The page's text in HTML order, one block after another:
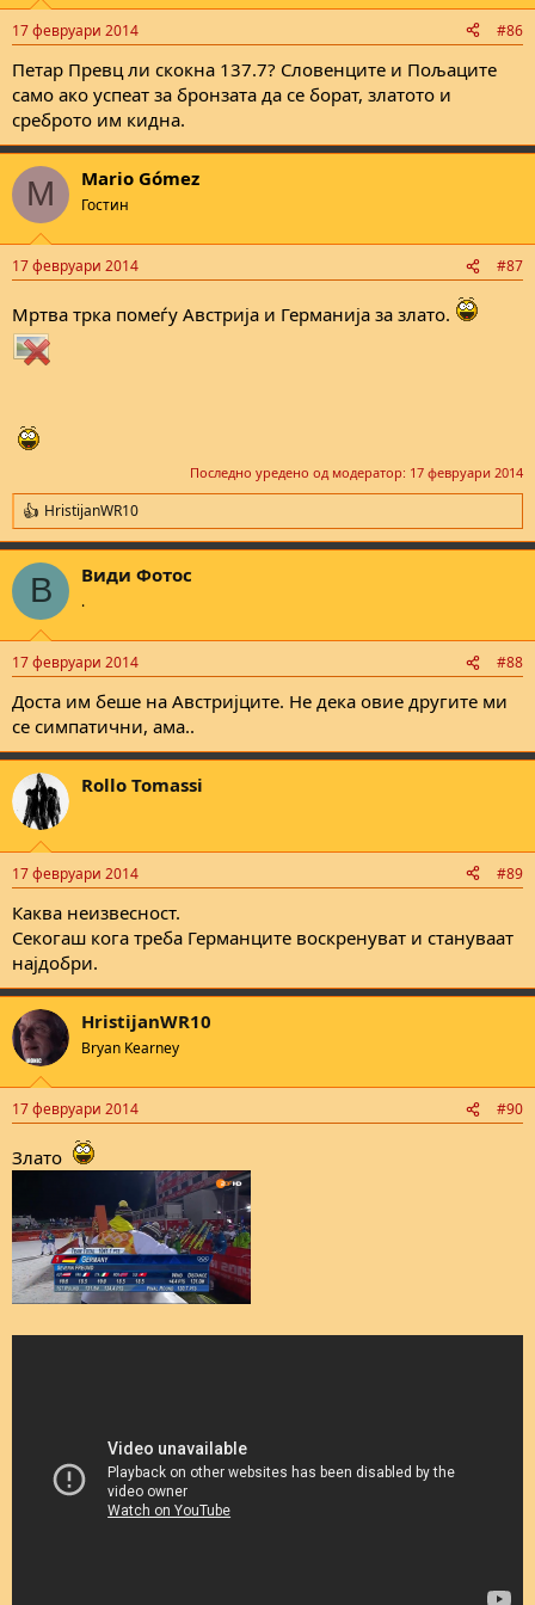
s
17 февруари 2014 #86
Петар Превц ли скокна 137.7? Словенците и Пољаците
само ако успеат за бронзата да се борат, златото и
среброто им кидна.
M Mario Gómez
Гостин
17 февруари 2014 #87
Mртва трка помеѓу Австрија и Германија за злато.
Последно уредено од модератор: 17 февруари 2014
R
e
a
c
i
s
HristijanWR10
В Види Фотос
.
17 февруари 2014 #88
Доста им беше на Австријците. Не дека овие другите ми
се симпатични, ама..
Rollo Tomassi
17 февруари 2014 #89
Каква неизвесност.
Секогаш кога треба Германците воскренуват и стануваат
најдобри.
HristijanWR10
Bryan Kearney
17 февруари 2014 #90
Злато